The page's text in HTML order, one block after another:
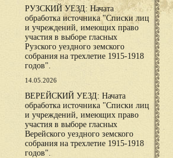
РУЗСКИЙ УЕЗД: Начата
обработка источника "Списки лиц
и учреждений, имеющих право
участия в выборе гласных
Рузского уездного земского
собрания на трехлетие 1915-1918
годов".
14.05.2026
ВЕРЕЙСКИЙ УЕЗД: Начата
обработка источника "Списки лиц
и учреждений, имеющих право
участия в выборе гласных
Верейского уездного земского
собрания на трехлетие 1915-1918
годов".